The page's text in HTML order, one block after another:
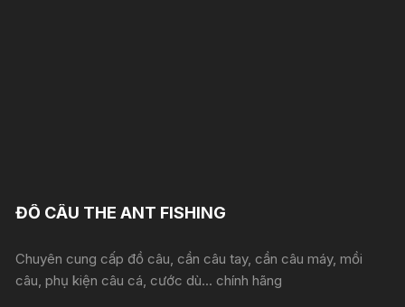
ĐỒ CÂU THE ANT FISHING
Chuyên cung cấp đồ câu, cần câu tay, cần câu máy, mồi
câu, phụ kiện câu cá, cước dù... chính hãng